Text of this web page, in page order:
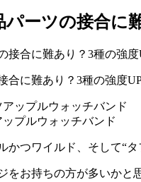
ーツの接合に
合に難あり？3種の強度
プルウォッチバンド
つワイルド、そして“タ
をお持ちの方が多いかと